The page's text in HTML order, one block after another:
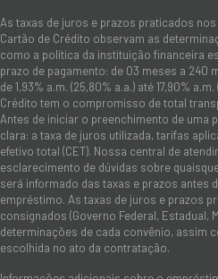
As taxas de juros e prazos praticados nos
Cartão de Crédito observam as
como a política da instituição financeira
prazo de pagamento: de 03 meses a 240
de 1,93% a.m. (25,80% a.a.) até 17,90%
Crédito tem o compromisso de total
Antes de iniciar o preenchimento de uma
clara: a taxa de juros utilizada, tarifas
efetivo total (CET). Nossa central de
esclarecimento de dúvidas sobre
será informado das taxas e prazos antes
empréstimo. As taxas de juros e prazos
consignados (Governo Federal, Estadual,
determinações de cada convênio, assim
escolhida no ato da contratação.